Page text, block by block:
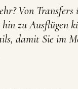
Von Transfers
hin zu Ausflügen
damit Sie im